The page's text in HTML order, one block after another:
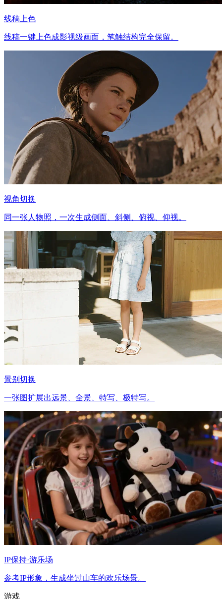
线稿上色
线稿一键上色成影视级画面，笔触结构完全保留。
视角切换
同一张人物照，一次生成侧面、斜侧、俯视、仰视。
景别切换
一张图扩展出远景、全景、特写、极特写。
IP保持·游乐场
参考IP形象，生成坐过山车的欢乐场景。
游戏